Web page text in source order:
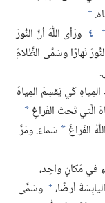
+
+ ٤ ورَأى اللّٰهُ أنَّ النُّورَ
نَهارًا وسَمَّى الظَّلامَ
كَي يَقسِمَ المِياهَ
الَّتي تَحتَ الفَراغِ *
الفَراغَ * سَماءً.‏ ومَرَّ
في مَكانٍ واحِد،‏
أرضًا،‏ + وسَمَّى